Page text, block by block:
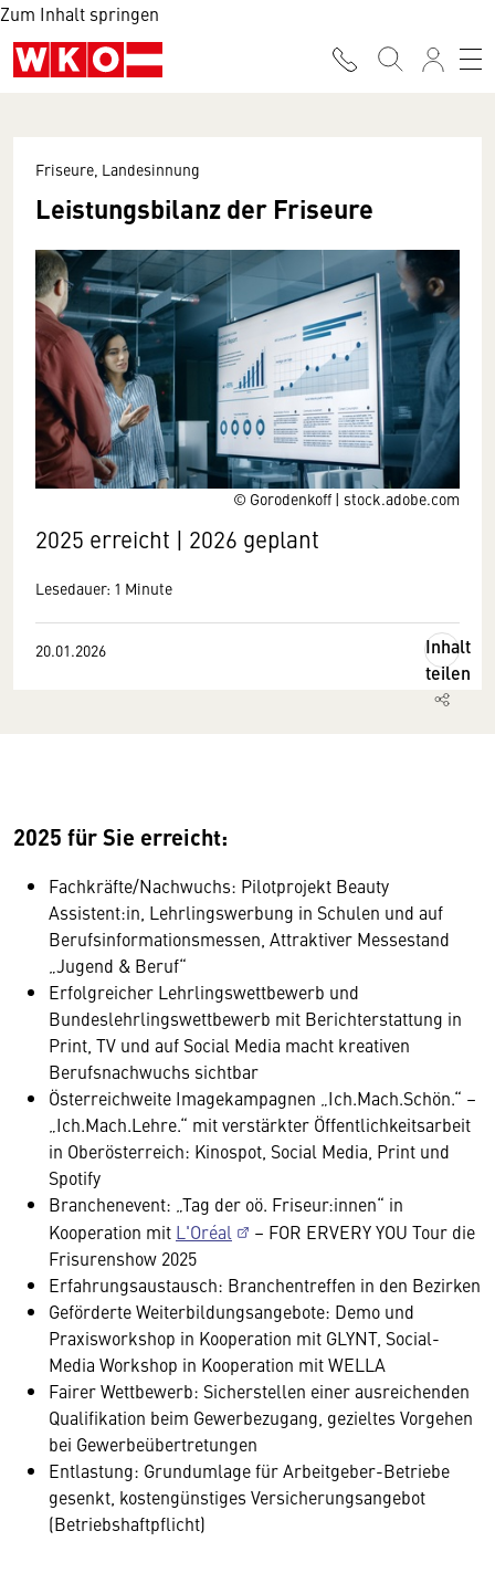
Zum Inhalt springen
© Gorodenkoff | stock.adobe.com
Friseure, Landesinnung
Leistungsbilanz der Friseure
2025 erreicht | 2026 geplant
Lesedauer: 1 Minute
20.01.2026
Inhalt
teilen
2025 für Sie erreicht:
Fachkräfte/Nachwuchs: Pilotprojekt Beauty
Assistent:in, Lehrlingswerbung in Schulen und auf
Berufsinformationsmessen, Attraktiver Messestand
„Jugend & Beruf“
Erfolgreicher Lehrlingswettbewerb und
Bundeslehrlingswettbewerb mit Berichterstattung in
Print, TV und auf Social Media macht kreativen
Berufsnachwuchs sichtbar
Österreichweite Imagekampagnen „Ich.Mach.Schön.“ –
„Ich.Mach.Lehre.“ mit verstärkter Öffentlichkeitsarbeit
in Oberösterreich: Kinospot, Social Media, Print und
Spotify
Branchenevent: „Tag der oö. Friseur:innen“ in
Kooperation mit L'Oréal
– FOR ERVERY YOU Tour die
Frisurenshow 2025
Erfahrungsaustausch: Branchentreffen in den Bezirken
Geförderte Weiterbildungsangebote: Demo und
Praxisworkshop in Kooperation mit GLYNT, Social-
Media Workshop in Kooperation mit WELLA
Fairer Wettbewerb: Sicherstellen einer ausreichenden
Qualifikation beim Gewerbezugang, gezieltes Vorgehen
bei Gewerbeübertretungen
Entlastung: Grundumlage für Arbeitgeber-Betriebe
gesenkt, kostengünstiges Versicherungsangebot
(Betriebshaftpflicht)